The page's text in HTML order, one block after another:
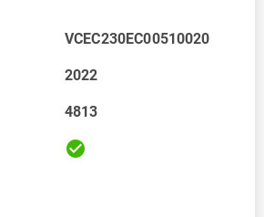
VCEC230EC00510020
2022
4813
check_circle